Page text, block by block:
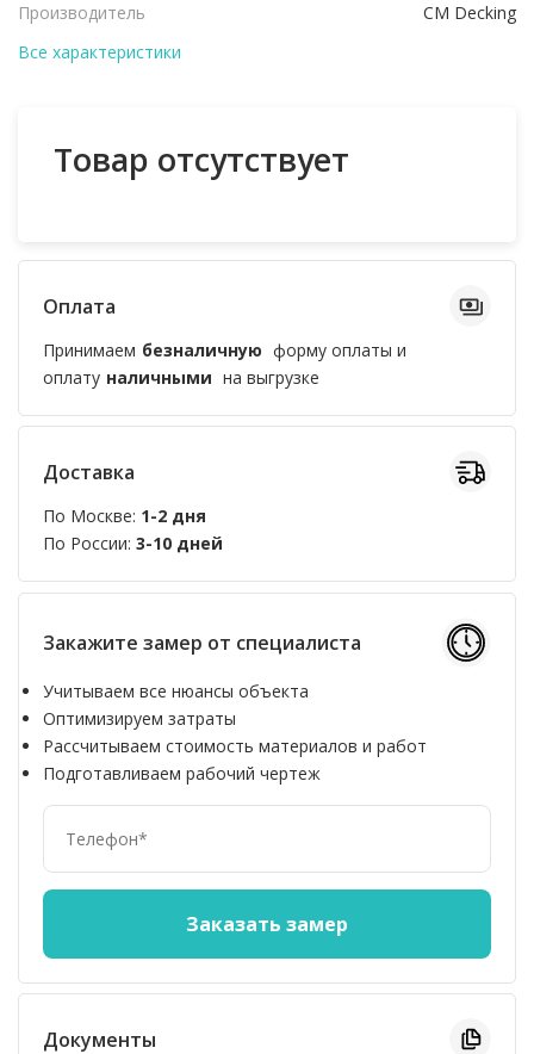
Производитель
CM Decking
Все характеристики
Товар отсутствует
Оплата
Принимаем безналичную форму оплаты и
оплату наличными на выгрузке
Доставка
По Москве: 1-2 дня
По России: 3-10 дней
Закажите замер от специалиста
Учитываем все нюансы объекта
Оптимизируем затраты
Рассчитываем стоимость материалов и работ
Подготавливаем рабочий чертеж
Документы